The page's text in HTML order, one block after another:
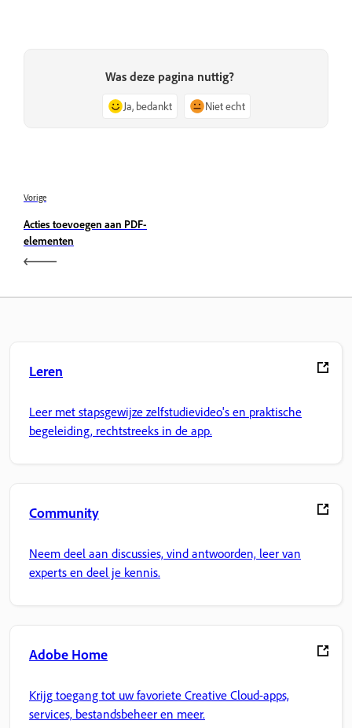
Was deze pagina nuttig?
Ja, bedankt Niet echt
Vorige
Acties toevoegen aan PDF-
elementen
Leren
Leer met stapsgewijze zelfstudievideo's en praktische
begeleiding, rechtstreeks in de app.
Community
Neem deel aan discussies, vind antwoorden, leer van
experts en deel je kennis.
Adobe Home
Krijg toegang tot uw favoriete Creative Cloud-apps,
services, bestandsbeheer en meer.